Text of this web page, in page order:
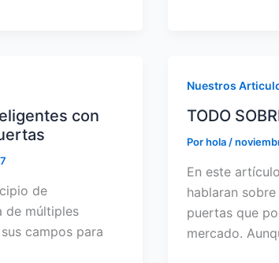
con
de
de múltiples
campos para
Nuestros
TODO
Porhola /
En este
hablaran
puertas que
mercado.